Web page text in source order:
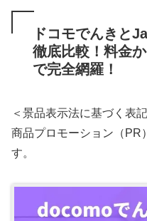
ドコモでんきと
徹底比較！料金
で完全網羅！
＜景品表示法に基づく表
商品プロモーション（PR
す。